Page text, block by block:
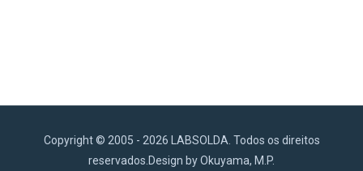
Copyright © 2005 - 2026 LABSOLDA. Todos os direitos
reservados.Design by Okuyama, M.P.